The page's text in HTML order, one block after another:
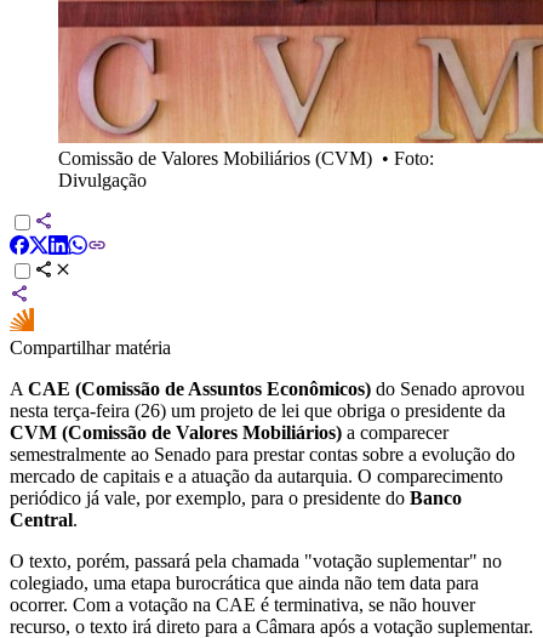
Comissão de Valores Mobiliários (CVM) • Foto:
Divulgação
Compartilhar matéria
A CAE (Comissão de Assuntos Econômicos) do Senado aprovou
nesta terça-feira (26) um projeto de lei que obriga o presidente da
CVM (Comissão de Valores Mobiliários) a comparecer
semestralmente ao Senado para prestar contas sobre a evolução do
mercado de capitais e a atuação da autarquia. O comparecimento
periódico já vale, por exemplo, para o presidente do Banco
Central.
O texto, porém, passará pela chamada "votação suplementar" no
colegiado, uma etapa burocrática que ainda não tem data para
ocorrer. Com a votação na CAE é terminativa, se não houver
recurso, o texto irá direto para a Câmara após a votação suplementar.